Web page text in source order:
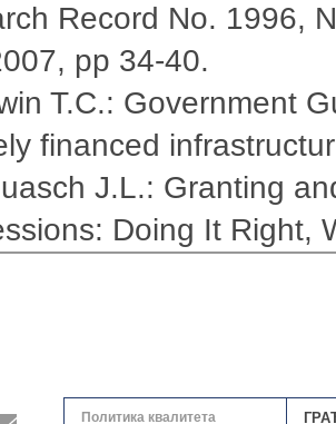
Record No. 1996,
pp 34-40.
T.C.: Government
financed
J.L.: Granting
Doing It Right,
Политика квалитета